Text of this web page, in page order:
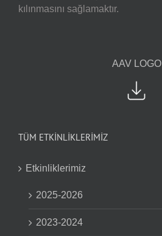
kılınmasını sağlamaktır.
AAV LOGO
TÜM ETKİNLİKLERİMİZ
Etkinliklerimiz
2025-2026
2023-2024